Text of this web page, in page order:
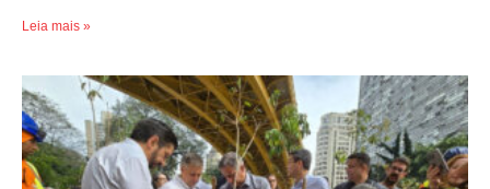
Leia mais »